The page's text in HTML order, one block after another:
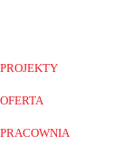
PROJEKTY
OFERTA
PRACOWNIA